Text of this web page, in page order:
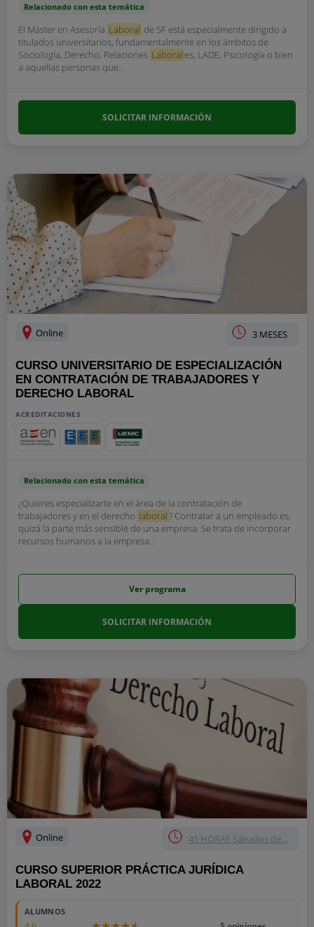
Relacionado con esta temática
El Máster en Asesoría Laboral de SF está especialmente dirigido a
titulados universitarios, fundamentalmente en los ámbitos de
Sociología, Derecho, Relaciones Laboral es, LADE, Psicología o bien
a aquellas personas que...
SOLICITAR INFORMACIÓN
Online 3 MESES
CURSO UNIVERSITARIO DE ESPECIALIZACIÓN
EN CONTRATACIÓN DE TRABAJADORES Y
DERECHO LABORAL
ACREDITACIONES
Relacionado con esta temática
¿Quieres especializarte en el área de la contratación de
trabajadores y en el derecho laboral? Contratar a un empleado es,
quizá la parte más sensible de una empresa. Se trata de incorporar
recursos humanos a la empresa...
Ver programa
SOLICITAR INFORMACIÓN
Online 45 HORAS Sábados de...
CURSO SUPERIOR PRÁCTICA JURÍDICA
LABORAL 2022
ALUMNOS